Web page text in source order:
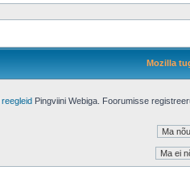
Mozilla
reegleid Pingviini Webiga. Foorumisse